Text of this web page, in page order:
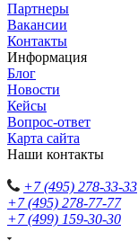
Партнеры
Вакансии
Контакты
Информация
Блог
Новости
Кейсы
Вопрос-ответ
Карта сайта
Наши контакты
+7 (495) 278-33-33
+7 (495) 278-77-77
+7 (499) 159-30-30